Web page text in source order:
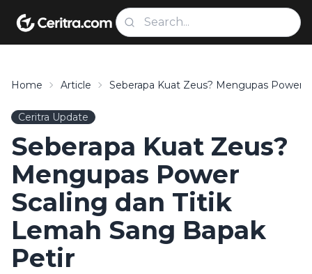
Home Article Seberapa Kuat Zeus? Mengupas Power
Ceritra Update
Seberapa Kuat Zeus?
Mengupas Power
Scaling dan Titik
Lemah Sang Bapak
Petir